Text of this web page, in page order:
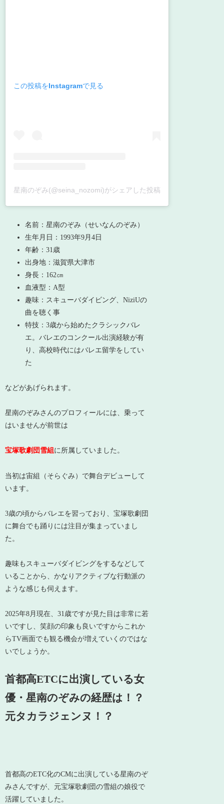
この投稿をInstagramで見る
星南のぞみ(@seina_nozomi)がシェアした投稿
名前：星南のぞみ（せいなんのぞみ）
生年月日：1993年9月4日
年齢：31歳
出身地：滋賀県大津市
身長：162㎝
血液型：A型
趣味：スキューバダイビング、NiziUの
曲を聴く事
特技：3歳から始めたクラシックバレ
エ。バレエのコンクール出演経験が有
り、高校時代にはバレエ留学をしてい
た
などがあげられます。
星南のぞみさんのプロフィールには、乗って
はいませんが前世は
宝塚歌劇団雪組 に所属していました。
当初は宙組（そらぐみ）で舞台デビュー して
います。
3歳の頃からバレエを習っており、宝塚歌劇団
に舞台でも踊りには注目が集まっていまし
た。
趣味もスキューバダイビングをするなどして
いることから、かなりアクティブな行動派の
ような感じも伺えます。
2025年8月現在、31歳ですが見た目は非常に若
いですし、笑顔の印象も良いですからこれか
らTV画面でも観る機会が増えていくのではな
いでしょうか。
首都高ETCに出演している女
優・星南のぞみの経歴は！？
元タカラジェンヌ！？
首都高のETC化のCMに出演している星南のぞ
みさんですが、元宝塚歌劇団の雪組の娘役で
活躍していました。